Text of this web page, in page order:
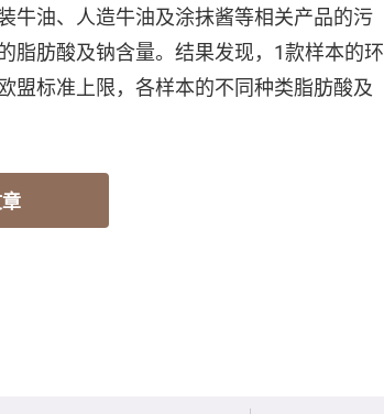
牛油、人造牛油及涂抹酱等相关产品的污
脂肪酸及钠含量。结果发现，1款样本的环
盟标准上限，各样本的不同种类脂肪酸及